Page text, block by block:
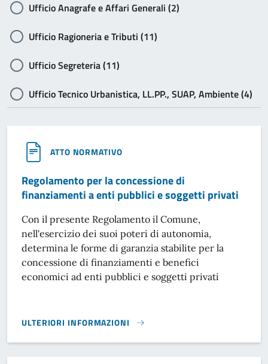
Ufficio Anagrafe e Affari Generali (2)
Ufficio Ragioneria e Tributi (11)
Ufficio Segreteria (11)
Ufficio Tecnico Urbanistica, LL.PP., SUAP, Ambiente (4)
ATTO NORMATIVO
Regolamento per la concessione di
finanziamenti a enti pubblici e soggetti privati
Con il presente Regolamento il Comune,
nell'esercizio dei suoi poteri di autonomia,
determina le forme di garanzia stabilite per la
concessione di finanziamenti e benefici
economici ad enti pubblici e soggetti privati
ULTERIORI INFORMAZIONI
REGOLAMENTO PER LA CONCESSIONE DI FINANZIAMENTI